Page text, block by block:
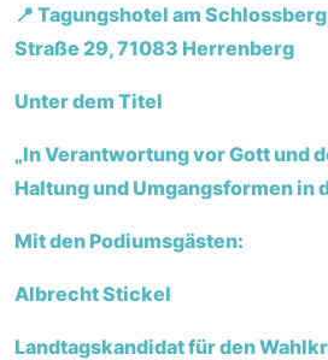
📍 Tagungshotel am
Straße 29, 71083 Herrenberg
Unter dem Titel
„In Verantwortung vor Gott und
Haltung und Umgangsformen in
Mit den Podiumsgästen:
Albrecht Stickel
Landtagskandidat für den